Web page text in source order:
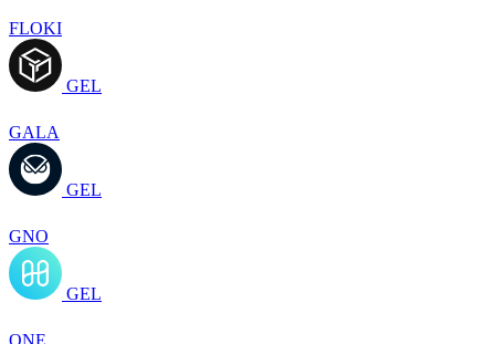
FLOKI
GEL
GALA
GEL
GNO
GEL
ONE